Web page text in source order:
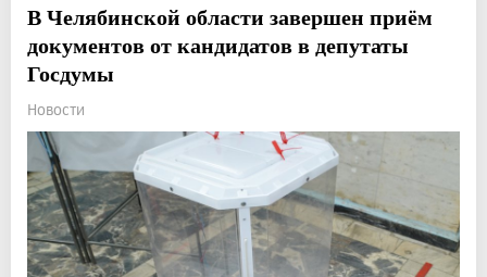
В Челябинской области завершен приём
документов от кандидатов в депутаты
Госдумы
Новости